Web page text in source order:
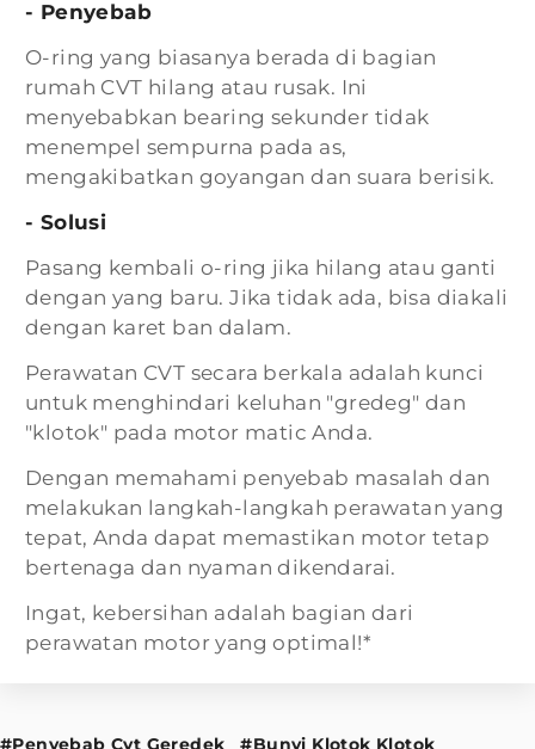
- Penyebab
O-ring yang biasanya berada di bagian
rumah CVT hilang atau rusak. Ini
menyebabkan bearing sekunder tidak
menempel sempurna pada as,
mengakibatkan goyangan dan suara berisik.
- Solusi
Pasang kembali o-ring jika hilang atau ganti
dengan yang baru. Jika tidak ada, bisa diakali
dengan karet ban dalam.
Perawatan CVT secara berkala adalah kunci
untuk menghindari keluhan "gredeg" dan
"klotok" pada motor matic Anda.
Dengan memahami penyebab masalah dan
melakukan langkah-langkah perawatan yang
tepat, Anda dapat memastikan motor tetap
bertenaga dan nyaman dikendarai.
Ingat, kebersihan adalah bagian dari
perawatan motor yang optimal!*
#Penyebab Cvt Geredek
#Bunyi Klotok Klotok